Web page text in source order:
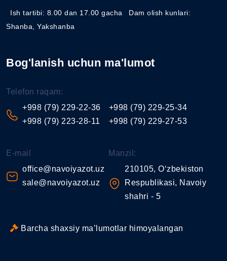
Ish tartibi: 8.00 dan 17.00 gacha
Dam olish kunlari:
Shanba, Yakshanba
Bog'lanish uchun ma'lumot
Telefon raqam:
+998 (79) 229-22-36
+998 (79) 223-28-11
+998 (79) 229-25-34
+998 (79) 229-27-53
E-mail
office@navoiyazot.uz
sale@navoiyazot.uz
Manzil:
210105, O‘zbekiston
Respublikasi, Navoiy
shahri - 5
Barcha shaxsiy ma’lumotlar himoyalangan